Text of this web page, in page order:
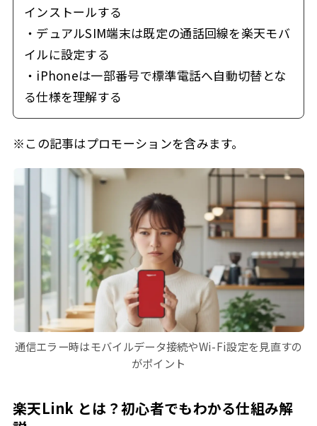
インストールする
・デュアルSIM端末は既定の通話回線を楽天モバ
イルに設定する
・iPhoneは一部番号で標準電話へ自動切替とな
る仕様を理解する
※この記事はプロモーションを含みます。
通信エラー時はモバイルデータ接続やWi-Fi設定を見直すの
がポイント
楽天Link とは？初心者でもわかる仕組み解